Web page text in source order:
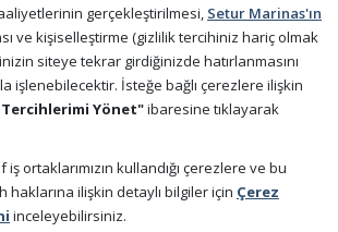
gerçekleştirilmesi, Setur Marinas'ın
ve kişiselleştirme (gizlilik tercihiniz hariç olmak
siteye tekrar girdiğinizde hatırlanmasını
işlenebilecektir. İsteğe bağlı çerezlere ilişkin
Yönet"ibaresine tıklayarak
ortaklarımızın kullandığı çerezlere ve bu
haklarına ilişkin detaylı bilgiler için Çerez
inceleyebilirsiniz.
olmak için buradayım!